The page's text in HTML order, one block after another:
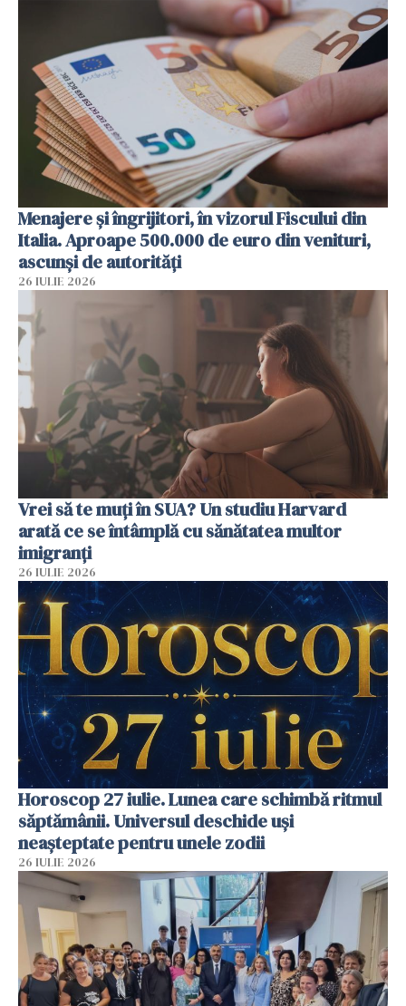
Menajere și îngrijitori, în vizorul Fiscului din
Italia. Aproape 500.000 de euro din venituri,
ascunși de autorități
26 IULIE 2026
Vrei să te muți în SUA? Un studiu Harvard
arată ce se întâmplă cu sănătatea multor
imigranți
26 IULIE 2026
Horoscop 27 iulie. Lunea care schimbă ritmul
săptămânii. Universul deschide uși
neașteptate pentru unele zodii
26 IULIE 2026